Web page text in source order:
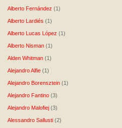
Alberto Fernández (1)
Alberto Lardiés (1)
Alberto Lucas López (1)
Alberto Nisman (1)
Alden Whitman (1)
Alejandro Alfie (1)
Alejandro Borensztein (1)
Alejandro Fantino (3)
Alejandro Malofiej (3)
Alessandro Sallusti (2)